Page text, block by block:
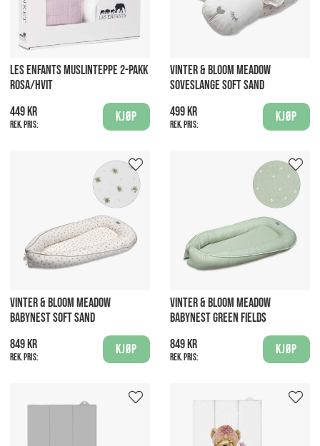
LES ENFANTS MUSLINTEPPE 2-PAKK
ROSA/HVIT
449 kr
Rek. pris:
Kjøp
VINTER & BLOOM MEADOW
SOVESLANGE SOFT SAND
499 kr
Rek. pris:
Kjøp
VINTER & BLOOM MEADOW
BABYNEST SOFT SAND
849 kr
Rek. pris:
Kjøp
VINTER & BLOOM MEADOW
BABYNEST GREEN FIELDS
849 kr
Rek. pris:
Kjøp